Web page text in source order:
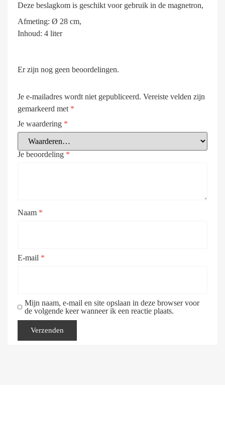
Deze beslagkom is geschikt voor gebruik in de magnetron,
Afmeting: Ø 28 cm,
Inhoud: 4 liter
Er zijn nog geen beoordelingen.
Je e-mailadres wordt niet gepubliceerd. Vereiste velden zijn
gemarkeerd met *
Je waardering *
Je beoordeling *
Naam *
E-mail *
Mijn naam, e-mail en site opslaan in deze browser voor
de volgende keer wanneer ik een reactie plaats.